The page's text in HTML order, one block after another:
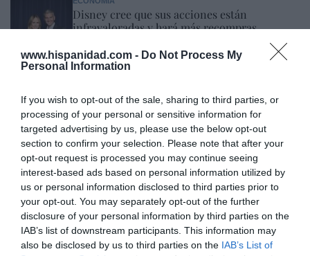
www.hispanidad.com - Do Not Process My
Personal Information
If you wish to opt-out of the sale, sharing to third parties, or
processing of your personal or sensitive information for
targeted advertising by us, please use the below opt-out
section to confirm your selection. Please note that after your
opt-out request is processed you may continue seeing
interest-based ads based on personal information utilized by
us or personal information disclosed to third parties prior to
your opt-out. You may separately opt-out of the further
disclosure of your personal information by third parties on the
IAB’s list of downstream participants. This information may
also be disclosed by us to third parties on the IAB’s List of
Disney cree que sus acciones están
infravaloradas y hará más recompras
Gobierno Sánchez, escaso en reputación e
influencia internacional: se conforma con
ser la número dos de la OIT
Cristina Martín 06/08/26 12:41
INTERNACIONAL
Colombia. De la Espriella toma posesión
como presidente, entre amenazas terroristas
del ELN y el sabotaje de la Izquierda
José Ángel Gutiérrez 06/08/26 12:35
OPINIÓN